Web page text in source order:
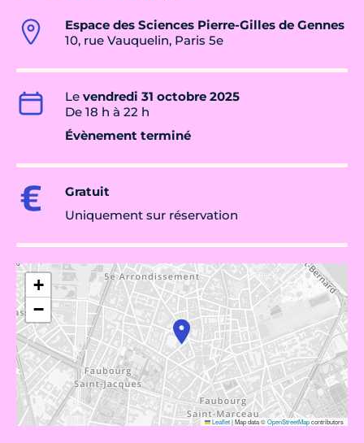
Espace des Sciences Pierre-Gilles de Gennes
10, rue Vauquelin, Paris 5e
Le vendredi 31 octobre 2025
De 18 h à 22 h
Évènement terminé
Gratuit
Uniquement sur réservation
+
−
Leaflet|Map data ©OpenStreetMapcontributors